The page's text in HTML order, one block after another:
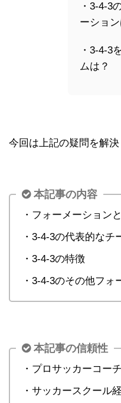
・3-4-3
ーション
・3-4-3
ムは？
今回は上記の疑問を解決
本記事の内容
・フォーメーション
・3-4-3の代表的なチ
・3-4-3の特徴
・3-4-3のその他フ
本記事の信頼性
・プロサッカーコー
・サッカースクール